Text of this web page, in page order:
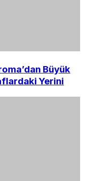
Büyük
Yerini